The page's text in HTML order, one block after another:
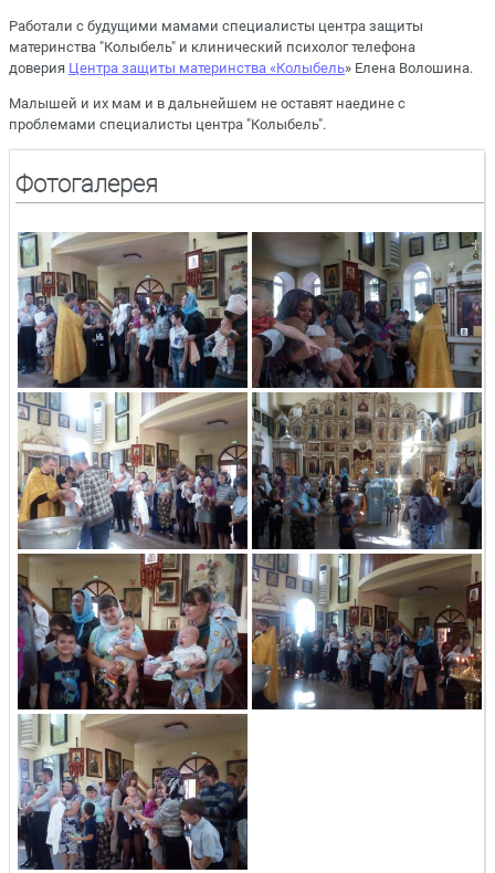
Работали с будущими мамами специалисты центра защиты
материнства "Колыбель" и клинический психолог телефона
доверия Центра защиты материнства «Колыбель» Елена Волошина.
Малышей и их мам и в дальнейшем не оставят наедине с
проблемами специалисты центра "Колыбель".
Фотогалерея